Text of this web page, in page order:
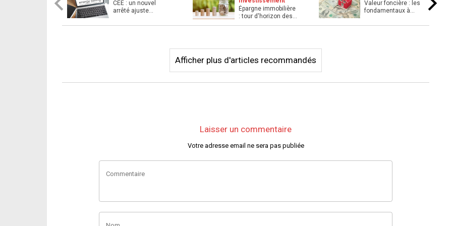
CEE : un nouvel
arrêté ajuste
d'opérations ...
Épargne immobilière
: tour d'horizon des
Valeur foncière : les
fondamentaux à
prof ...
Afficher plus d'articles recommandés
Laisser un commentaire
Votre adresse email ne sera pas publiée
Commentaire